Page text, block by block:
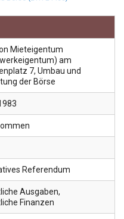
Mieteigentum
am
7, Umbau und
der Börse
Referendum
Ausgaben,
Finanzen